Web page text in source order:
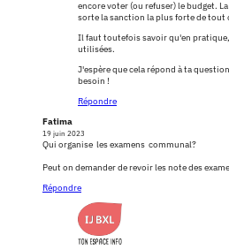
encore voter (ou refuser) le budget.
sorte la sanction la plus forte de tout
Il faut toutefois savoir qu'en
utilisées.
J'espère que cela répond à ta
besoin !
Répondre
Fatima
19 juin 2023
Qui organise les examens communal?
Peut on demander de revoir les note des
Répondre